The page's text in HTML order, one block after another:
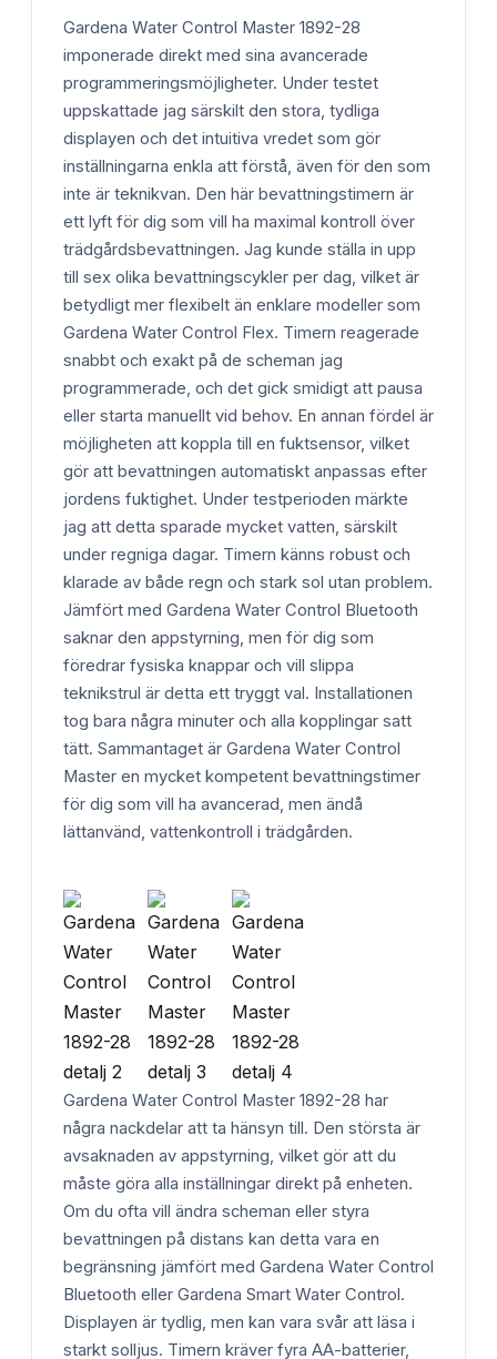
Gardena Water Control Master 1892-28
imponerade direkt med sina avancerade
programmeringsmöjligheter. Under testet
uppskattade jag särskilt den stora, tydliga
displayen och det intuitiva vredet som gör
inställningarna enkla att förstå, även för den som
inte är teknikvan. Den här bevattningstimern är
ett lyft för dig som vill ha maximal kontroll över
trädgårdsbevattningen. Jag kunde ställa in upp
till sex olika bevattningscykler per dag, vilket är
betydligt mer flexibelt än enklare modeller som
Gardena Water Control Flex. Timern reagerade
snabbt och exakt på de scheman jag
programmerade, och det gick smidigt att pausa
eller starta manuellt vid behov. En annan fördel är
möjligheten att koppla till en fuktsensor, vilket
gör att bevattningen automatiskt anpassas efter
jordens fuktighet. Under testperioden märkte
jag att detta sparade mycket vatten, särskilt
under regniga dagar. Timern känns robust och
klarade av både regn och stark sol utan problem.
Jämfört med Gardena Water Control Bluetooth
saknar den appstyrning, men för dig som
föredrar fysiska knappar och vill slippa
teknikstrul är detta ett tryggt val. Installationen
tog bara några minuter och alla kopplingar satt
tätt. Sammantaget är Gardena Water Control
Master en mycket kompetent bevattningstimer
för dig som vill ha avancerad, men ändå
lättanvänd, vattenkontroll i trädgården.
Gardena Water Control Master 1892-28 har
några nackdelar att ta hänsyn till. Den största är
avsaknaden av appstyrning, vilket gör att du
måste göra alla inställningar direkt på enheten.
Om du ofta vill ändra scheman eller styra
bevattningen på distans kan detta vara en
begränsning jämfört med Gardena Water Control
Bluetooth eller Gardena Smart Water Control.
Displayen är tydlig, men kan vara svår att läsa i
starkt solljus. Timern kräver fyra AA-batterier,